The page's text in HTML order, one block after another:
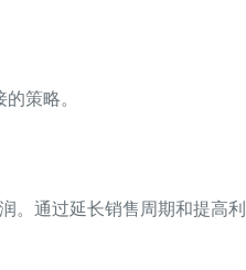
策略。
。通过延长销售周期和提高利